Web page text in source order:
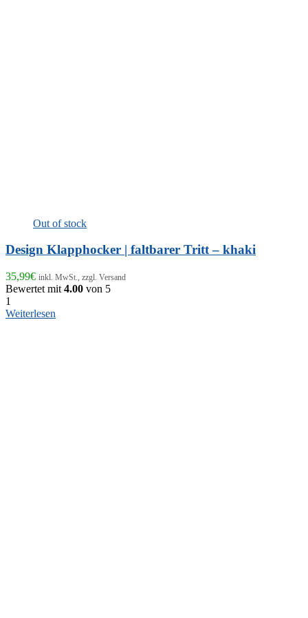
Out of stock
Design Klapphocker | faltbarer Tritt – khaki
35,99€ inkl. MwSt., zzgl. Versand
Bewertet mit 4.00 von 5
1
Weiterlesen